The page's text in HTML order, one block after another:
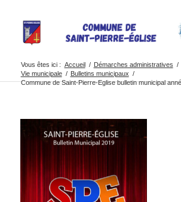
Vous êtes ici : Accueil / Démarches administratives /
Vie municipale / Bulletins municipaux /
Commune de Saint-Pierre-Eglise bulletin municipal